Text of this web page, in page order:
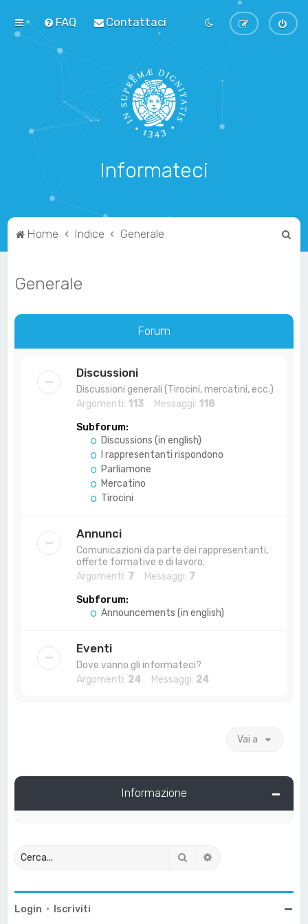
FAQ Contattaci
Informateci
Home Indice Generale
Generale
Forum
Discussioni
Discussioni generali (Tirocini, mercatini, ecc.)
Argomenti: 113 Messaggi: 118
Subforum:
Discussions (in english)
I rappresentanti rispondono
Parliamone
Mercatino
Tirocini
Annunci
Comunicazioni da parte dei rappresentanti,
offerte formative e di lavoro.
Argomenti: 7 Messaggi: 7
Subforum:
Announcements (in english)
Eventi
Dove vanno gli informateci?
Argomenti: 24 Messaggi: 24
Vai a
Informazione
Cerca
Login • Iscriviti